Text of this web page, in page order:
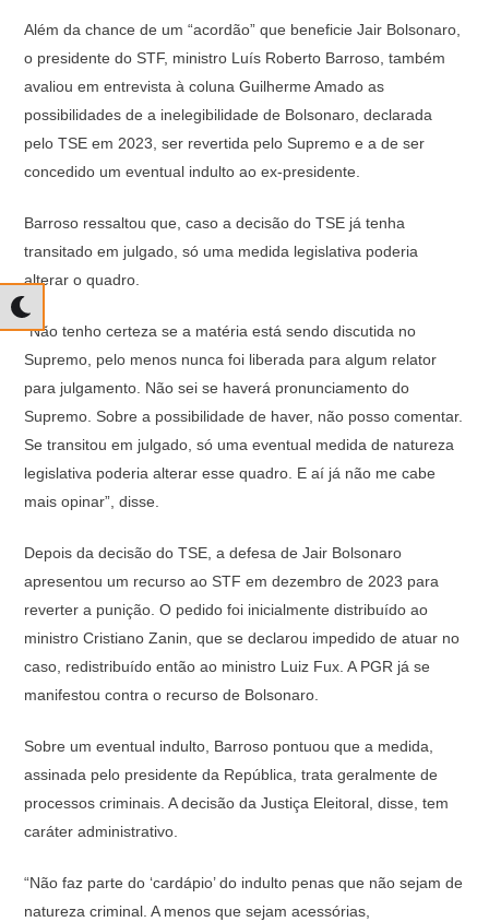
Além da chance de um “acordão” que beneficie Jair Bolsonaro,
o presidente do STF, ministro Luís Roberto Barroso, também
avaliou em entrevista à coluna Guilherme Amado as
possibilidades de a inelegibilidade de Bolsonaro, declarada
pelo TSE em 2023, ser revertida pelo Supremo e a de ser
concedido um eventual indulto ao ex-presidente.
Barroso ressaltou que, caso a decisão do TSE já tenha
transitado em julgado, só uma medida legislativa poderia
alterar o quadro.
“Não tenho certeza se a matéria está sendo discutida no
Supremo, pelo menos nunca foi liberada para algum relator
para julgamento. Não sei se haverá pronunciamento do
Supremo. Sobre a possibilidade de haver, não posso comentar.
Se transitou em julgado, só uma eventual medida de natureza
legislativa poderia alterar esse quadro. E aí já não me cabe
mais opinar”, disse.
Depois da decisão do TSE, a defesa de Jair Bolsonaro
apresentou um recurso ao STF em dezembro de 2023 para
reverter a punição. O pedido foi inicialmente distribuído ao
ministro Cristiano Zanin, que se declarou impedido de atuar no
caso, redistribuído então ao ministro Luiz Fux. A PGR já se
manifestou contra o recurso de Bolsonaro.
Sobre um eventual indulto, Barroso pontuou que a medida,
assinada pelo presidente da República, trata geralmente de
processos criminais. A decisão da Justiça Eleitoral, disse, tem
caráter administrativo.
“Não faz parte do ‘cardápio’ do indulto penas que não sejam de
natureza criminal. A menos que sejam acessórias,